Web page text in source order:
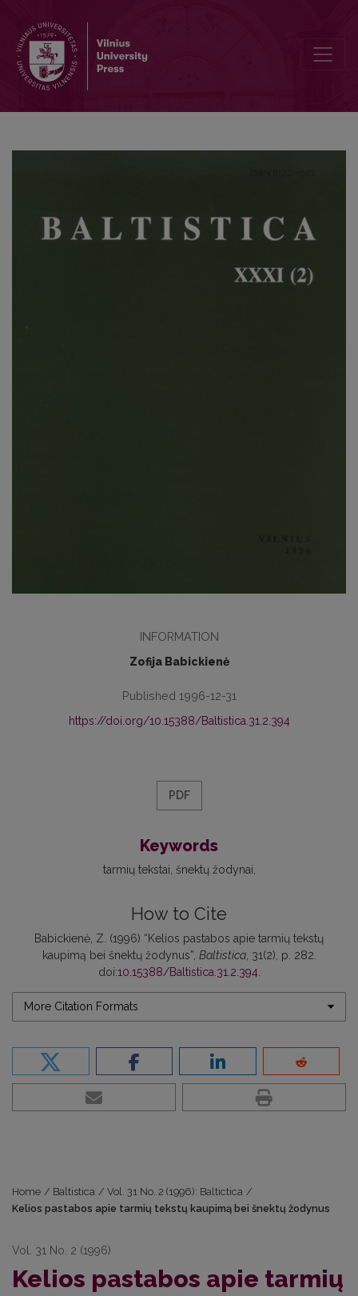
INFORMATION
Zofija Babickienė
Published 1996-12-31
https://doi.org/10.15388/Baltistica.31.2.394
PDF
Keywords
tarmių tekstai šnektų žodynai
How to Cite
Babickienė, Z. (1996) “Kelios pastabos apie tarmių tekstų
kaupimą bei šnektų žodynus”, Baltistica, 31(2), p. 282.
doi:10.15388/Baltistica.31.2.394.
More Citation Formats
Home / Baltistica / Vol. 31 No. 2 (1996): Baltictica /
Kelios pastabos apie tarmių tekstų kaupimą bei šnektų žodynus
Vol. 31 No. 2 (1996)
Kelios pastabos apie tarmių